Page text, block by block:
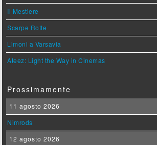
Il Mestiere
Scarpe Rotte
Limoni a Varsavia
Ateez: Light the Way in Cinemas
Prossimamente
11 agosto 2026
Nimrods
12 agosto 2026